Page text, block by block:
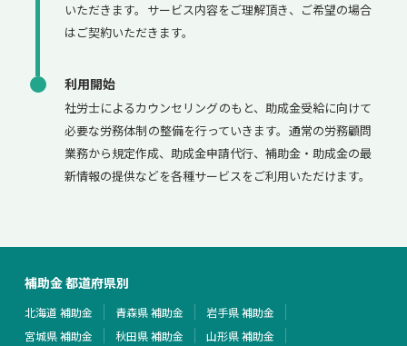
いただきます。サービス内容をご理解頂き、ご希望の場合
はご契約いただきます。
利用開始
社労士によるカウンセリングのもと、助成金受給に向けて
必要な労務体制の整備を行っていきます。通常の労務顧問
業務から規定作成、助成金申請代行、補助金・助成金の最
新情報の提供などを各種サービスをご利用いただけます。
補助金 都道府県別
北海道 補助金 青森県 補助金
岩手県 補助金
宮城県 補助金
秋田県 補助金
山形県 補助金